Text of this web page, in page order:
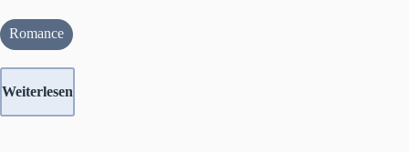
Romance
Weiterlesen